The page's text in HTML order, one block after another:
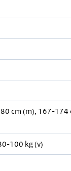
cm (m), 167-174
100 kg (v)